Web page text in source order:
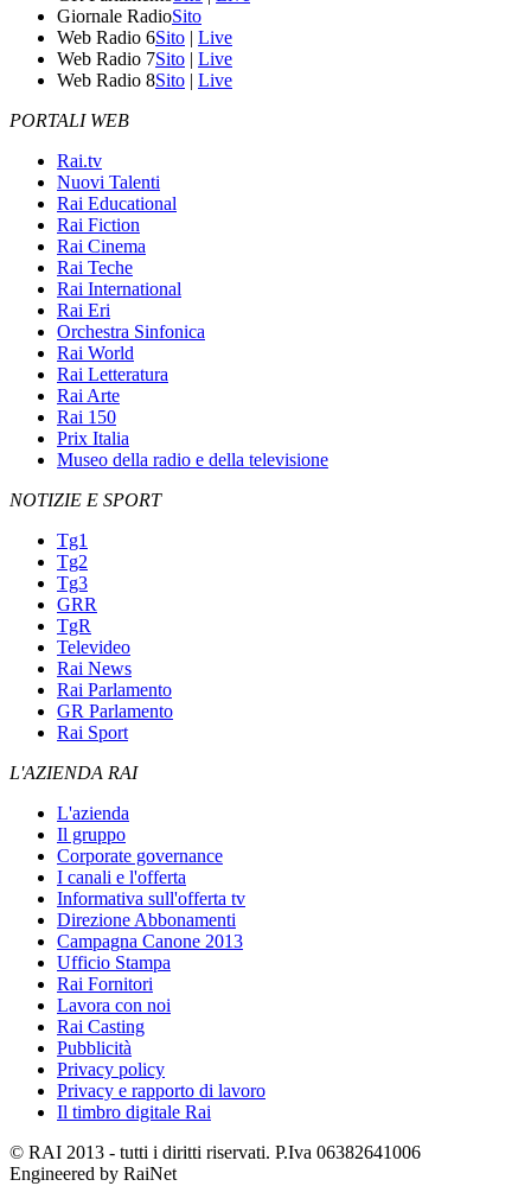
Giornale RadioSito
Web Radio 6Sito | Live
Web Radio 7Sito | Live
Web Radio 8Sito | Live
PORTALI WEB
Rai.tv
Nuovi Talenti
Rai Educational
Rai Fiction
Rai Cinema
Rai Teche
Rai International
Rai Eri
Orchestra Sinfonica
Rai World
Rai Letteratura
Rai Arte
Rai 150
Prix Italia
Museo della radio e della televisione
NOTIZIE E SPORT
Tg1
Tg2
Tg3
GRR
TgR
Televideo
Rai News
Rai Parlamento
GR Parlamento
Rai Sport
L'AZIENDA RAI
L'azienda
Il gruppo
Corporate governance
I canali e l'offerta
Informativa sull'offerta tv
Direzione Abbonamenti
Campagna Canone 2013
Ufficio Stampa
Rai Fornitori
Lavora con noi
Rai Casting
Pubblicità
Privacy policy
Privacy e rapporto di lavoro
Il timbro digitale Rai
© RAI 2013 - tutti i diritti riservati. P.Iva 06382641006
Engineered by RaiNet